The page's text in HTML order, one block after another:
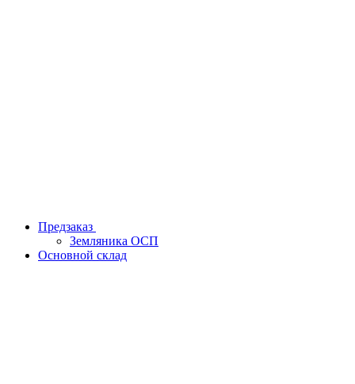
Предзаказ
Земляника ОСП
Основной склад